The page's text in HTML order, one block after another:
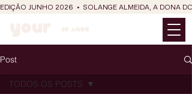
EDIÇÃO JUNHO 2026  •  SOLANGE ALMEIDA, A DONA
Post
TODOS OS POSTS